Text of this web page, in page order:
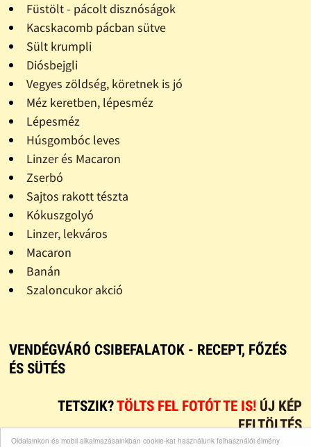
Oldalainkon és mobil alkalmazásainkban cookie-kat használunk felhasználói élmény
Füstölt - pácolt disznóságok
Kacskacomb pácban sütve
Sült krumpli
Diósbejgli
Vegyes zöldség, köretnek is jó
Méz keretben, lépesméz
Lépesméz
Húsgombóc leves
Linzer és Macaron
Zserbó
Sajtos rakott tészta
Kókuszgolyó
Linzer, lekváros
Macaron
Banán
Szaloncukor akció
VENDÉGVÁRÓ CSIBEFALATOK - RECEPT, FŐZÉS
ÉS SÜTÉS
TETSZIK?TÖLTS FEL FOTÓT TE IS! ÚJ KÉP
FELTÖLTÉS